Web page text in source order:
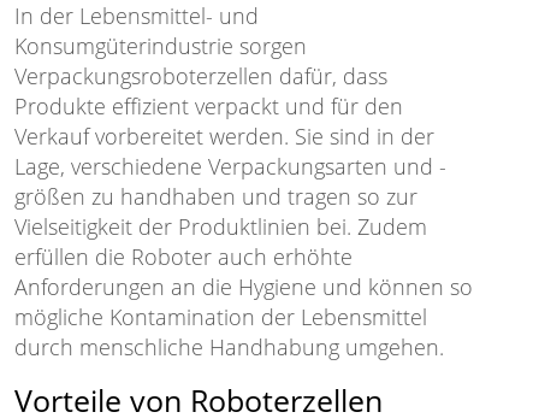
In der Lebensmittel- und
Konsumgüterindustrie sorgen
Verpackungsroboterzellen dafür, dass
Produkte effizient verpackt und für den
Verkauf vorbereitet werden. Sie sind in der
Lage, verschiedene Verpackungsarten und -
größen zu handhaben und tragen so zur
Vielseitigkeit der Produktlinien bei. Zudem
erfüllen die Roboter auch erhöhte
Anforderungen an die Hygiene und können so
mögliche Kontamination der Lebensmittel
durch menschliche Handhabung umgehen.
Vorteile von Roboterzellen